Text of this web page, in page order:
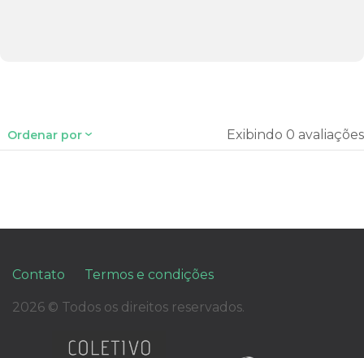
Ordenar por Exibindo 0 avaliações
Contato Termos e condições
2026 © Todos os direitos reservados.